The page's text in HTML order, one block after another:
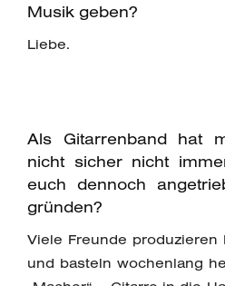
Musik geben?
Liebe.
Als Gitarrenband hat
nicht sicher nicht
euch dennoch
gründen?
Viele Freunde produzieren
und basteln wochenlang